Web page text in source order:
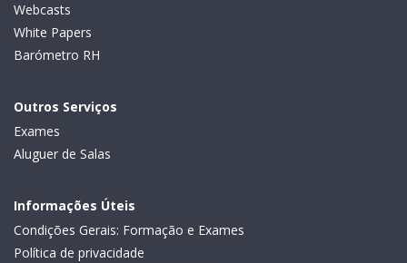
Webcasts
White Papers
Barómetro RH
Outros Serviços
Exames
Aluguer de Salas
Informações Úteis
Condições Gerais: Formação e Exames
Política de privacidade